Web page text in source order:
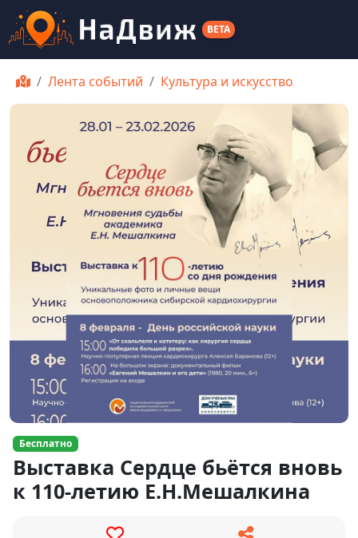
BETA
Лента событий Культура и искусство
Бесплатно
Выставка Сердце бьётся вновь
к 110-летию Е.Н.Мешалкина